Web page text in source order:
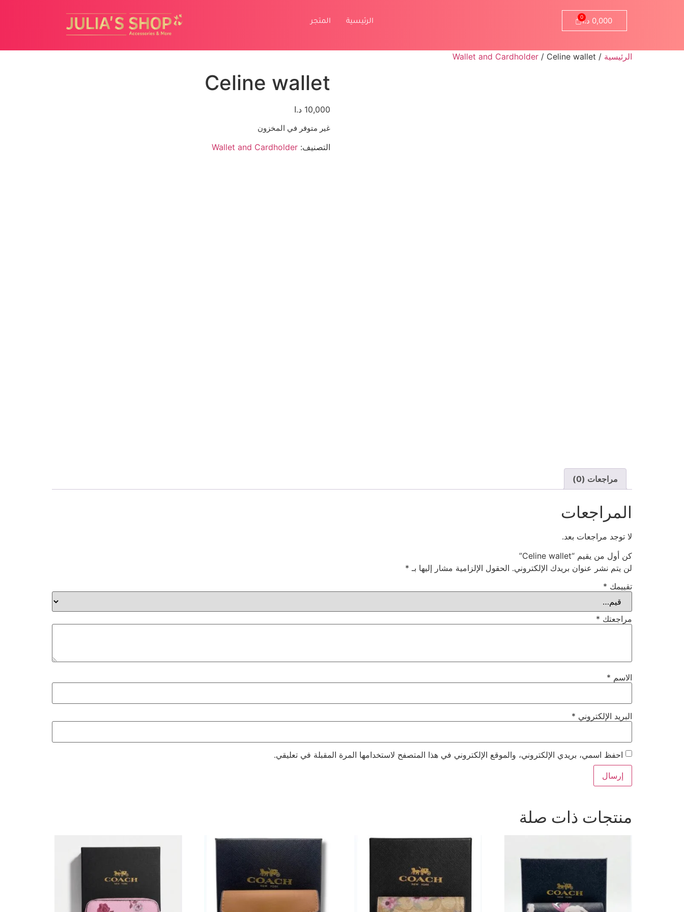
0,000 د.ا الرئيسية المتجر
الرئيسية /
Wallet and Cardholder / Celine wallet
Celine wallet
10,000 د.ا
غير متوفر في المخزون
التصنيف: Wallet and Cardholder
مراجعات (0)
المراجعات
لا توجد مراجعات بعد.
كن أول من يقيم “Celine wallet”
لن يتم نشر عنوان بريدك الإلكتروني. الحقول الإلزامية مشار إليها بـ *
تقييمك *
مراجعتك *
الاسم *
البريد الإلكتروني *
احفظ اسمي، بريدي الإلكتروني، والموقع الإلكتروني في هذا المتصفح لاستخدامها المرة المقبلة في تعليقي.
منتجات ذات صلة